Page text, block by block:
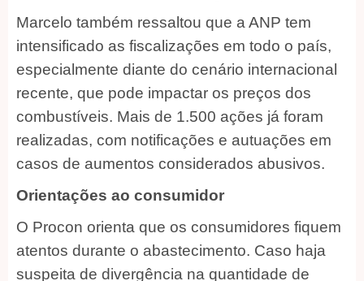
Marcelo também ressaltou que a ANP tem
intensificado as fiscalizações em todo o país,
especialmente diante do cenário internacional
recente, que pode impactar os preços dos
combustíveis. Mais de 1.500 ações já foram
realizadas, com notificações e autuações em
casos de aumentos considerados abusivos.
Orientações ao consumidor
O Procon orienta que os consumidores fiquem
atentos durante o abastecimento. Caso haja
suspeita de divergência na quantidade de